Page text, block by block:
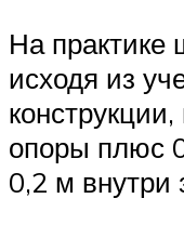
На
исходя из
опоры плюс
0,2 м внутри